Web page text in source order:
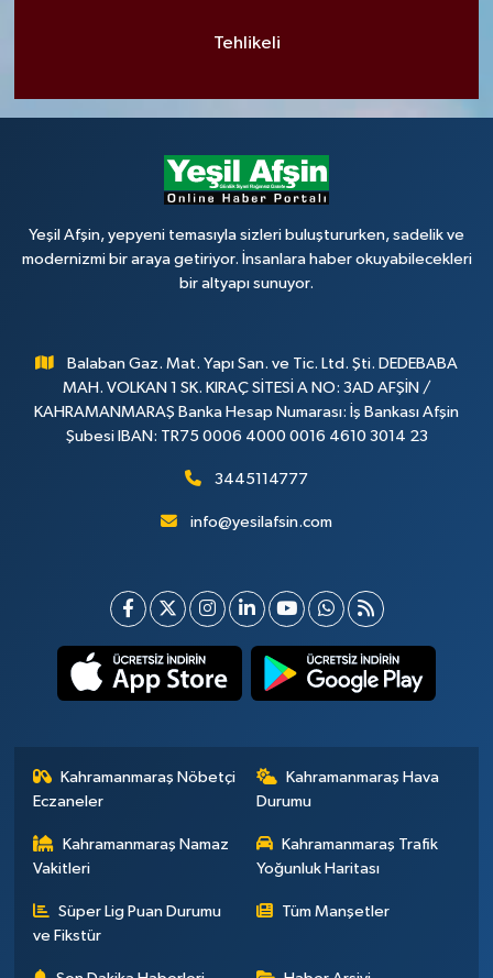
Tehlikeli
Yeşil Afşin, yepyeni temasıyla sizleri buluştururken, sadelik ve
modernizmi bir araya getiriyor. İnsanlara haber okuyabilecekleri
bir altyapı sunuyor.
Balaban Gaz. Mat. Yapı San. ve Tic. Ltd. Şti. DEDEBABA
MAH. VOLKAN 1 SK. KIRAÇ SİTESİ A NO: 3AD AFŞİN /
KAHRAMANMARAŞ Banka Hesap Numarası: İş Bankası Afşin
Şubesi IBAN: TR75 0006 4000 0016 4610 3014 23
3445114777
info@yesilafsin.com
Kahramanmaraş Nöbetçi
Eczaneler
Kahramanmaraş Hava
Durumu
Kahramanmaraş Namaz
Vakitleri
Kahramanmaraş Trafik
Yoğunluk Haritası
Süper Lig Puan Durumu
ve Fikstür
Tüm Manşetler